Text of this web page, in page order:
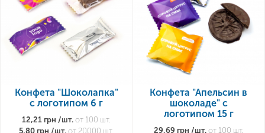
Конфета "Шоколапка"
с логотипом 6 г
12,21 грн /шт. от 100 шт.
5,80 грн /шт. от 20000 шт.
Конфета "Апельсин в
шоколаде" с
логотипом 15 г
29,69 грн /шт.от 100 шт.